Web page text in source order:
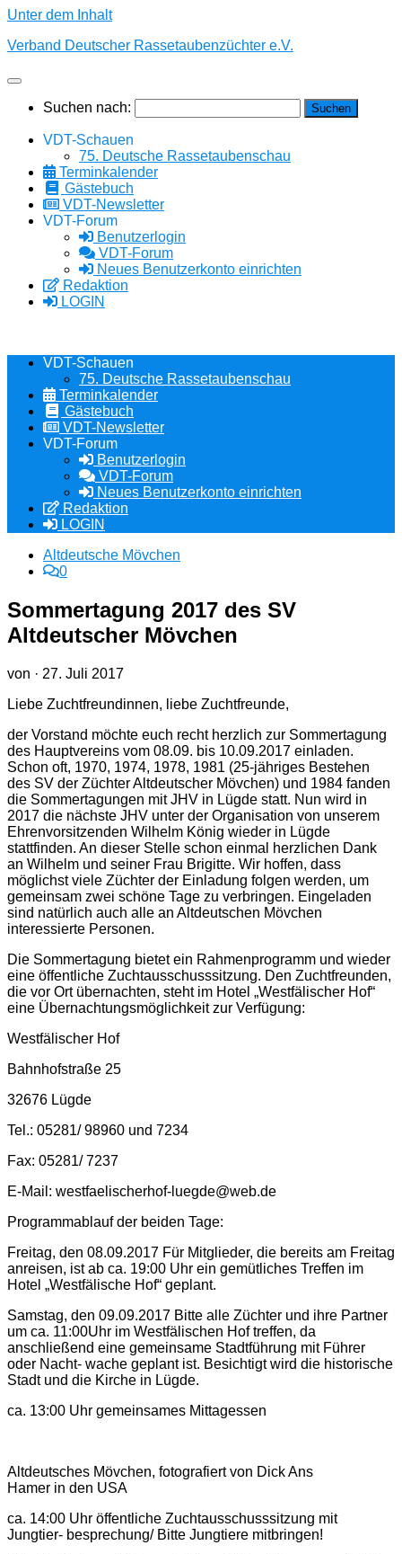
Unter dem Inhalt
Verband Deutscher Rassetaubenzüchter e.V.
Suchen nach:
VDT-Schauen
75. Deutsche Rassetaubenschau
Terminkalender
Gästebuch
VDT-Newsletter
VDT-Forum
Benutzerlogin
VDT-Forum
Neues Benutzerkonto einrichten
Redaktion
LOGIN
VDT-Schauen
75. Deutsche Rassetaubenschau
Terminkalender
Gästebuch
VDT-Newsletter
VDT-Forum
Benutzerlogin
VDT-Forum
Neues Benutzerkonto einrichten
Redaktion
LOGIN
Altdeutsche Mövchen
0
Sommertagung 2017 des SV
Altdeutscher Mövchen
von · 27. Juli 2017
Liebe Zuchtfreundinnen, liebe Zuchtfreunde,
der Vorstand möchte euch recht herzlich zur Sommertagung
des Hauptvereins vom 08.09. bis 10.09.2017 einladen.
Schon oft, 1970, 1974, 1978, 1981 (25-jähriges Bestehen
des SV der Züchter Altdeutscher Mövchen) und 1984 fanden
die Sommertagungen mit JHV in Lügde statt. Nun wird in
2017 die nächste JHV unter der Organisation von unserem
Ehrenvorsitzenden Wilhelm König wieder in Lügde
stattfinden. An dieser Stelle schon einmal herzlichen Dank
an Wilhelm und seiner Frau Brigitte. Wir hoffen, dass
möglichst viele Züchter der Einladung folgen werden, um
gemeinsam zwei schöne Tage zu verbringen. Eingeladen
sind natürlich auch alle an Altdeutschen Mövchen
interessierte Personen.
Die Sommertagung bietet ein Rahmenprogramm und wieder
eine öffentliche Zuchtausschusssitzung. Den Zuchtfreunden,
die vor Ort übernachten, steht im Hotel „Westfälischer Hof“
eine Übernachtungsmöglichkeit zur Verfügung:
Westfälischer Hof
Bahnhofstraße 25
32676 Lügde
Tel.: 05281/ 98960 und 7234
Fax: 05281/ 7237
E-Mail: westfaelischerhof-luegde@web.de
Programmablauf der beiden Tage:
Freitag, den 08.09.2017 Für Mitglieder, die bereits am Freitag
anreisen, ist ab ca. 19:00 Uhr ein gemütliches Treffen im
Hotel „Westfälische Hof“ geplant.
Samstag, den 09.09.2017 Bitte alle Züchter und ihre Partner
um ca. 11:00Uhr im Westfälischen Hof treffen, da
anschließend eine gemeinsame Stadtführung mit Führer
oder Nacht- wache geplant ist. Besichtigt wird die historische
Stadt und die Kirche in Lügde.
ca. 13:00 Uhr gemeinsames Mittagessen
Altdeutsches Mövchen, fotografiert von Dick Ans
Hamer in den USA
ca. 14:00 Uhr öffentliche Zuchtausschusssitzung mit
Jungtier- besprechung/ Bitte Jungtiere mitbringen!